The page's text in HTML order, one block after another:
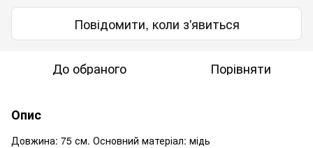
Повідомити, коли з'явиться
До обраного Порівняти
Опис
Довжина: 75 см. Основний матеріал: мідь